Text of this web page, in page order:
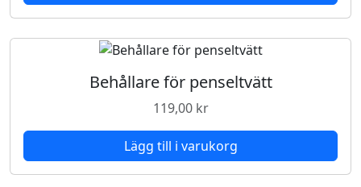
Behållare för penseltvätt
119,00 kr
Lägg till i varukorg